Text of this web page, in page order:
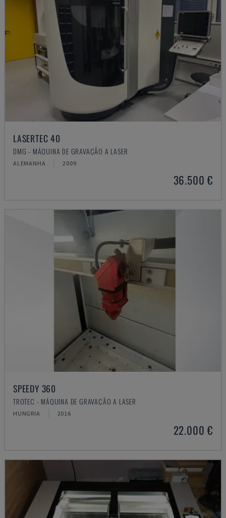
LASERTEC 40
DMG - MÁQUINA DE GRAVAÇÃO A LASER
ALEMANHA 2009
36.500 €
SPEEDY 360
TROTEC - MÁQUINA DE GRAVAÇÃO A LASER
HUNGRIA 2016
22.000 €